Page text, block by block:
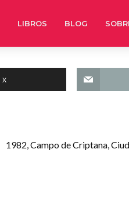
LIBROS BLOG
X
1982, Campo de Criptana,